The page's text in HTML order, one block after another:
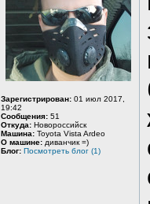
Зарегистрирован: 01 июл 2017,
19:42
Сообщения: 51
Откуда: Новороссийск
Машина: Toyota Vista Ardeo
О машине: диванчик =)
Блог: Посмотреть блог (1)